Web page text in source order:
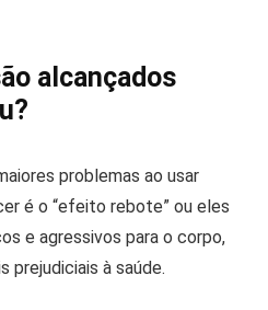
alcançados
problemas ao usar
é o “efeito rebote” ou eles
e agressivos para o corpo,
prejudiciais à saúde.